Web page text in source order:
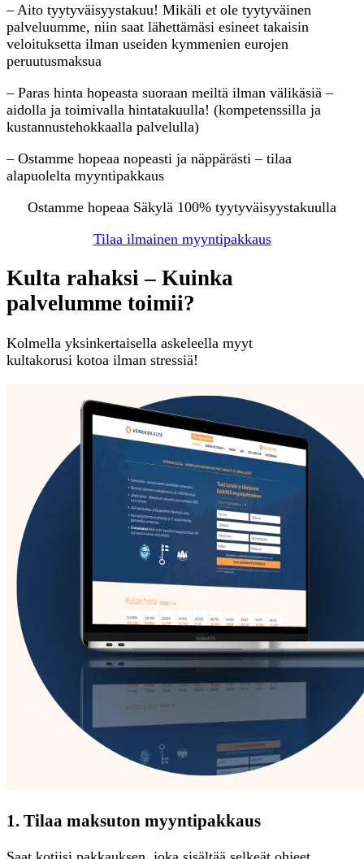
– Aito tyytyväisyystakuu! Mikäli et ole tyytyväinen
palveluumme, niin saat lähettämäsi esineet takaisin
veloituksetta ilman useiden kymmenien eurojen
peruutusmaksua
– Paras hinta hopeasta suoraan meiltä ilman välikäsiä –
aidolla ja toimivalla hintatakuulla! (kompetenssilla ja
kustannustehokkaalla palvelulla)
– Ostamme hopeaa nopeasti ja näppärästi – tilaa
alapuolelta myyntipakkaus
Ostamme hopeaa Säkylä 100% tyytyväisyystakuulla
Tilaa ilmainen myyntipakkaus
Kulta rahaksi – Kuinka
palvelumme toimii?
Kolmella yksinkertaisella askeleella myyt
kultakorusi kotoa ilman stressiä!
1. Tilaa maksuton myyntipakkaus